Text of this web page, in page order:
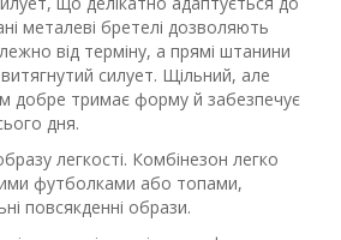
металеві бретелі дозволяють
від терміну, а прямі штанини
силует. Щільний, але
добре тримає форму й забезпечує
дня.
легкості. Комбінезон легко
футболками або топами,
повсякденні образи.